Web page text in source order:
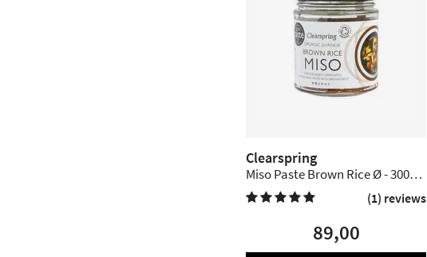
Clearspring
Miso Paste Brown Rice Ø - 300
gram
 (1) reviews
89,00